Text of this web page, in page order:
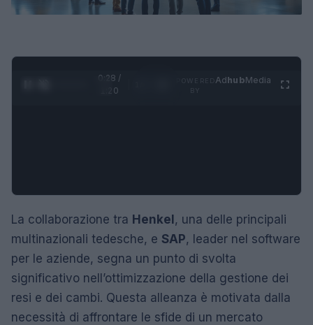
0:29 /
1:20
AdhubMedia
La collaborazione tra Henkel, una delle principali
multinazionali tedesche, e SAP, leader nel software
per le aziende, segna un punto di svolta
significativo nell’ottimizzazione della gestione dei
resi e dei cambi. Questa alleanza è motivata dalla
necessità di affrontare le sfide di un mercato